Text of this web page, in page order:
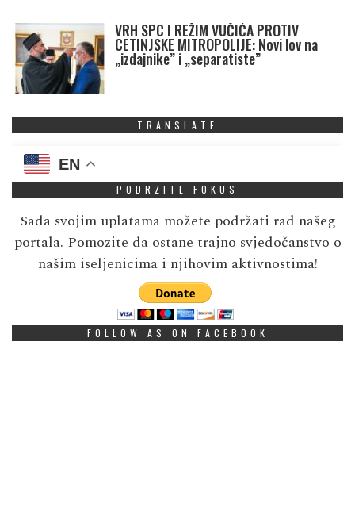
VRH SPC I REŽIM VUČIĆA PROTIV
CETINJSKE MITROPOLIJE: Novi lov na
„izdajnike” i „separatiste”
TRANSLATE
EN
PODRZITE FOKUS
Sada svojim uplatama možete podržati rad našeg
portala. Pomozite da ostane trajno svjedočanstvo o
našim iseljenicima i njihovim aktivnostima!
FOLLOW AS ON FACEBOOK